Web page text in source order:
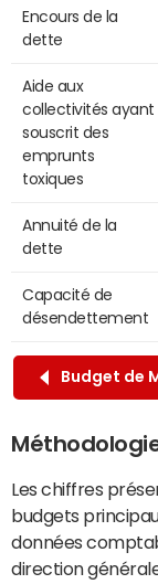
Encours de la
dette
Aide aux
collectivités ayant
souscrit des
emprunts
toxiques
Annuité de la
dette
Capacité de
désendettement
Budget de
Les chiffres
budgets
données
direction